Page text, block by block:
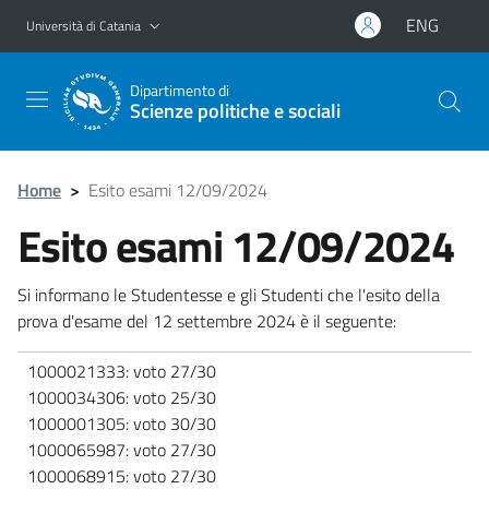
Vai al contenuto principale
Vai al menu di navigazione
Università di Catania ENG
Dipartimento di
Scienze politiche e sociali
Home > Esito esami 12/09/2024
Esito esami 12/09/2024
Si informano le Studentesse e gli Studenti che l'esito della
prova d'esame del 12 settembre 2024 è il seguente:
1000021333: voto 27/30
1000034306: voto 25/30
1000001305: voto 30/30
1000065987: voto 27/30
1000068915: voto 27/30